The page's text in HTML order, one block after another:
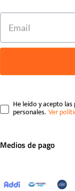
He leído y acepto
personales.
Medios de pago